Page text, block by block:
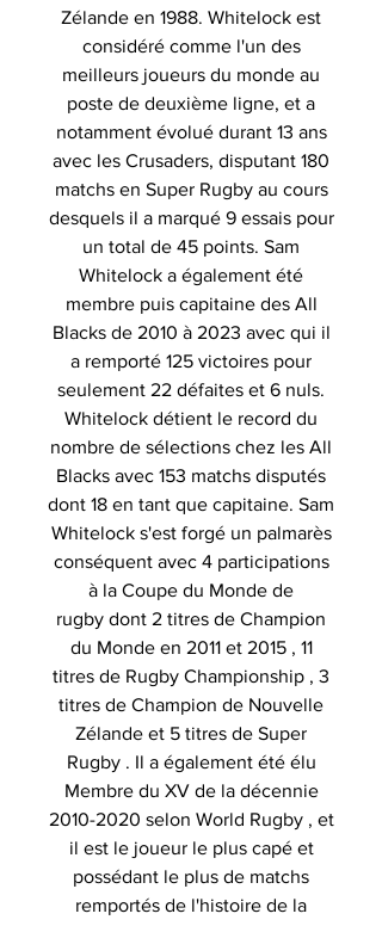
Zélande en 1988. Whitelock est
considéré comme l'un des
meilleurs joueurs du monde au
poste de deuxième ligne, et a
notamment évolué durant 13 ans
avec les Crusaders, disputant 180
matchs en Super Rugby au cours
desquels il a marqué 9 essais pour
un total de 45 points. Sam
Whitelock a également été
membre puis capitaine des All
Blacks de 2010 à 2023 avec qui il
a remporté 125 victoires pour
seulement 22 défaites et 6 nuls.
Whitelock détient le record du
nombre de sélections chez les All
Blacks avec 153 matchs disputés
dont 18 en tant que capitaine. Sam
Whitelock s'est forgé un palmarès
conséquent avec 4 participations
à la Coupe du Monde de
rugby dont 2 titres de Champion
du Monde en 2011 et 2015 , 11
titres de Rugby Championship , 3
titres de Champion de Nouvelle
Zélande et 5 titres de Super
Rugby . Il a également été élu
Membre du XV de la décennie
2010-2020 selon World Rugby , et
il est le joueur le plus capé et
possédant le plus de matchs
remportés de l'histoire de la